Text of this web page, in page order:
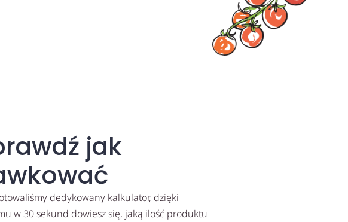
jak
dedykowany kalkulator, dzięki
w 30 sekund dowiesz się, jaką ilość produktu